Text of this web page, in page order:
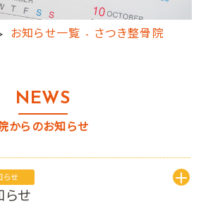
お知らせ一覧 - さつき整骨院
NEWS
からのお知らせ
らせ
らせ